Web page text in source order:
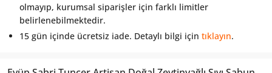
olmayıp, kurumsal siparişler için farklı limitler
belirlenebilmektedir.
15 gün içinde ücretsiz iade. Detaylı bilgi için tıklayın.